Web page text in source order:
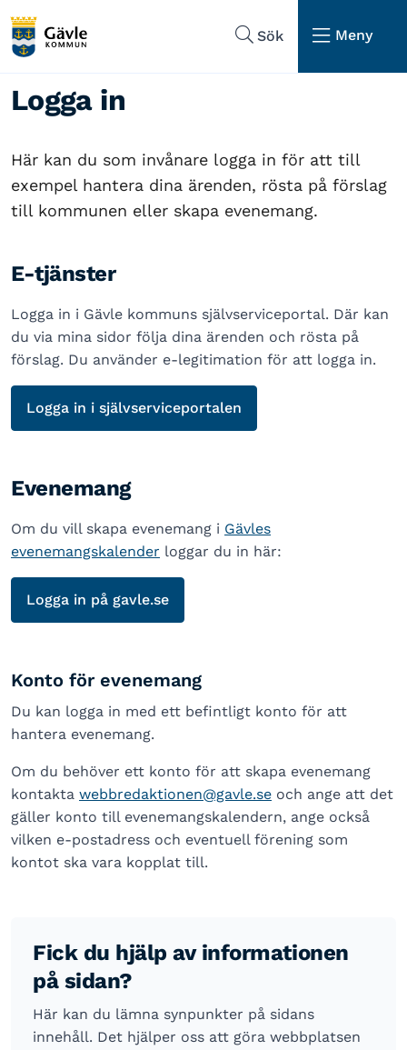
Sök
Meny
Logga in
Här kan du som invånare logga in för att till
exempel hantera dina ärenden, rösta på förslag
till kommunen eller skapa evenemang.
E-tjänster
Logga in i Gävle kommuns självserviceportal. Där kan
du via mina sidor följa dina ärenden och rösta på
förslag. Du använder e-legitimation för att logga in.
Logga in i självserviceportalen
Evenemang
Om du vill skapa evenemang i Gävles
evenemangskalender loggar du in här:
Logga in på gavle.se
Konto för evenemang
Du kan logga in med ett befintligt konto för att
hantera evenemang.
Om du behöver ett konto för att skapa evenemang
kontakta webbredaktionen@gavle.se och ange att det
gäller konto till evenemangskalendern, ange också
vilken e-postadress och eventuell förening som
kontot ska vara kopplat till.
Fick du hjälp av informationen
på sidan?
Här kan du lämna synpunkter på sidans
innehåll. Det hjälper oss att göra webbplatsen